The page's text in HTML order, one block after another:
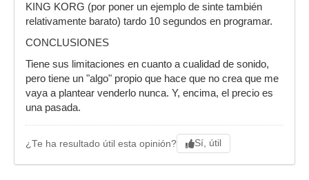
KING KORG (por poner un ejemplo de sinte también
relativamente barato) tardo 10 segundos en programar.
CONCLUSIONES
Tiene sus limitaciones en cuanto a cualidad de sonido,
pero tiene un "algo" propio que hace que no crea que me
vaya a plantear venderlo nunca. Y, encima, el precio es
una pasada.
¿Te ha resultado útil esta opinión? Sí, útil